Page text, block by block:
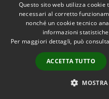
RSS
Accessibilità
Cookie
Mappa del sito
Questo sito web utilizza
necessari al corretto
nonché un cookie tecnico
informazioni
Per maggiori dettagli, può
ACCETTA TUTTO